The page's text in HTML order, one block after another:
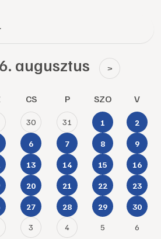
augusztus >
CS P SZO V
30 31 1 2
6 7 8 9
13 14 15 16
20 21 22 23
27 28 29 30
3 4 5 6